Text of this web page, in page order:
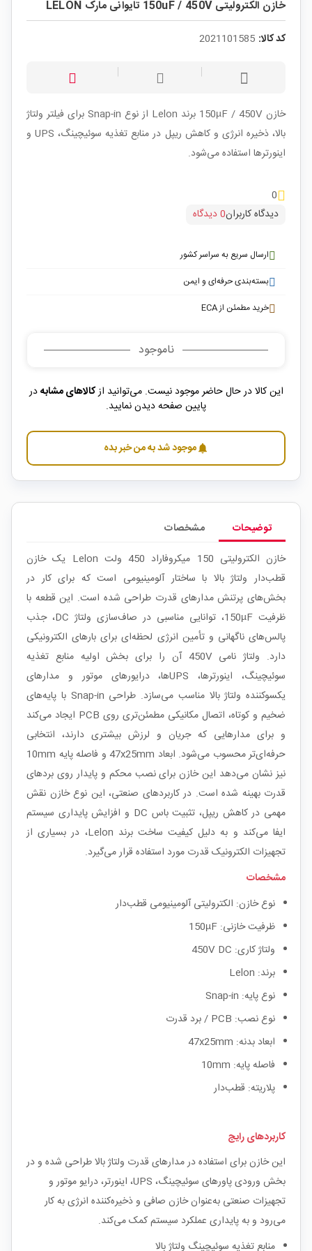
خازن الکترولیتی 150uF / 450V تایوانی مارک LELON
کد کالا: 2021101585
خازن 150µF / 450V برند Lelon از نوع Snap-in برای فیلتر ولتاژ
بالا، ذخیره انرژی و کاهش ریپل در منابع تغذیه سوئیچینگ، UPS و
اینورترها استفاده می‌شود.
0
دیدگاه کاربران0 دیدگاه
ارسال سریع به سراسر کشور
بسته‌بندی حرفه‌ای و ایمن
خرید مطمئن از ECA
ناموجود
این کالا در حال حاضر موجود نیست. می‌توانید ازکالاهای مشابهدر
پایین صفحه دیدن نمایید.
notificationsموجود شد به من خبر بده
توضیحات
مشخصات
خازن الکترولیتی 150 میکروفاراد 450 ولت Lelon یک خازن
قطب‌دار ولتاژ بالا با ساختار آلومینیومی است که برای کار در
بخش‌های پرتنش مدارهای قدرت طراحی شده است. این قطعه با
ظرفیت 150µF، توانایی مناسبی در صاف‌سازی ولتاژ DC، جذب
پالس‌های ناگهانی و تأمین انرژی لحظه‌ای برای بارهای الکترونیکی
دارد. ولتاژ نامی 450V آن را برای بخش اولیه منابع تغذیه
سوئیچینگ، اینورترها، UPSها، درایورهای موتور و مدارهای
یکسو‌کننده ولتاژ بالا مناسب می‌سازد. طراحی Snap-in با پایه‌های
ضخیم و کوتاه، اتصال مکانیکی مطمئن‌تری روی PCB ایجاد می‌کند
و برای مدارهایی که جریان و لرزش بیشتری دارند، انتخابی
حرفه‌ای‌تر محسوب می‌شود. ابعاد 47x25mm و فاصله پایه 10mm
نیز نشان می‌دهد این خازن برای نصب محکم و پایدار روی بردهای
قدرت بهینه شده است. در کاربردهای صنعتی، این نوع خازن نقش
مهمی در کاهش ریپل، تثبیت باس DC و افزایش پایداری سیستم
ایفا می‌کند و به دلیل کیفیت ساخت برند Lelon، در بسیاری از
تجهیزات الکترونیک قدرت مورد استفاده قرار می‌گیرد.
مشخصات
نوع خازن: الکترولیتی آلومینیومی قطب‌دار
ظرفیت خازنی: 150µF
ولتاژ کاری: 450V DC
برند: Lelon
نوع پایه: Snap-in
نوع نصب: PCB / برد قدرت
ابعاد بدنه: 47x25mm
فاصله پایه: 10mm
پلاریته: قطب‌دار
کاربردهای رایج
این خازن برای استفاده در مدارهای قدرت ولتاژ بالا طراحی شده و در
بخش ورودی پاورهای سوئیچینگ، UPS، اینورتر، درایو موتور و
تجهیزات صنعتی به‌عنوان خازن صافی و ذخیره‌کننده انرژی به کار
می‌رود و به پایداری عملکرد سیستم کمک می‌کند.
منابع تغذیه سوئیچینگ ولتاژ بالا